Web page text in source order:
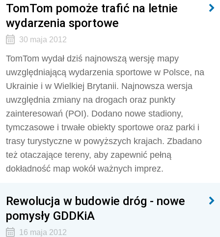
TomTom pomoże trafić na letnie
wydarzenia sportowe
30 maja 2012
TomTom wydał dziś najnowszą wersję mapy
uwzględniającą wydarzenia sportowe w Polsce, na
Ukrainie i w Wielkiej Brytanii. Najnowsza wersja
uwzględnia zmiany na drogach oraz punkty
zainteresowań (POI). Dodano nowe stadiony,
tymczasowe i trwałe obiekty sportowe oraz parki i
trasy turystyczne w powyższych krajach. Zbadano
też otaczające tereny, aby zapewnić pełną
dokładność map wokół ważnych imprez.
Rewolucja w budowie dróg - nowe
pomysły GDDKiA
16 maja 2012